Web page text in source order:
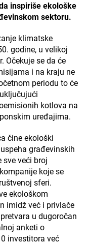
inspiriše ekološke
sektoru.
klimatske
godine, u velikoj
Očekuje se da će
i na kraju ne
periodu to će
kotlova na
uređajima.
čine ekološki
građevinskih
sve veći broj
koje se
sferi.
ekološkom
imidž već i privlače
u dugoročan
anketi o
investitora već